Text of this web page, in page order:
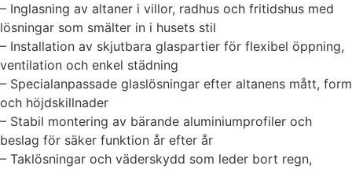
– Inglasning av altaner i villor, radhus och fritidshus med
lösningar som smälter in i husets stil
– Installation av skjutbara glaspartier för flexibel öppning,
ventilation och enkel städning
– Specialanpassade glaslösningar efter altanens mått, form
och höjdskillnader
– Stabil montering av bärande aluminiumprofiler och
beslag för säker funktion år efter år
– Taklösningar och väderskydd som leder bort regn,